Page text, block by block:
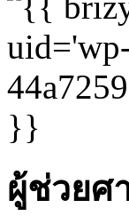
ผู้ช่วยศ